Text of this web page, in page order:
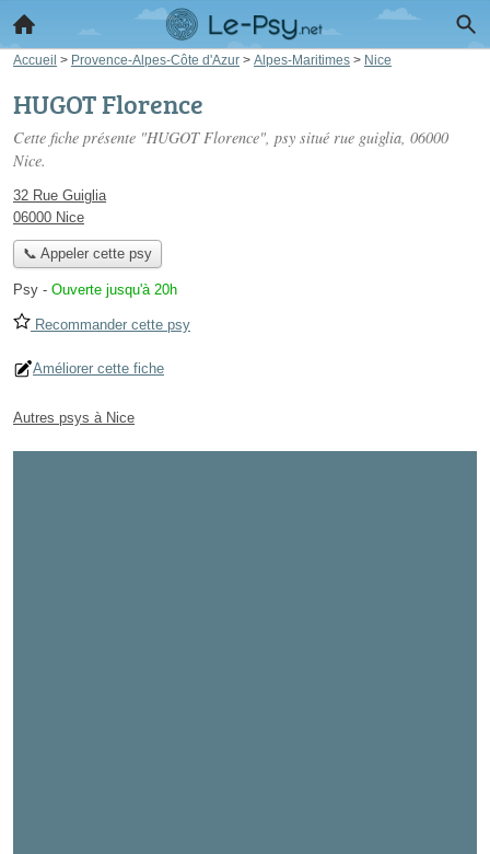
Accueil > Provence-Alpes-Côte d'Azur > Alpes-Maritimes > Nice
HUGOT Florence
Cette fiche présente "HUGOT Florence", psy situé rue guiglia, 06000
Nice.
32 Rue Guiglia
06000 Nice
📞 Appeler cette psy
Psy - Ouverte jusqu'à 20h
Recommander cette psy
Améliorer cette fiche
Autres psys à Nice